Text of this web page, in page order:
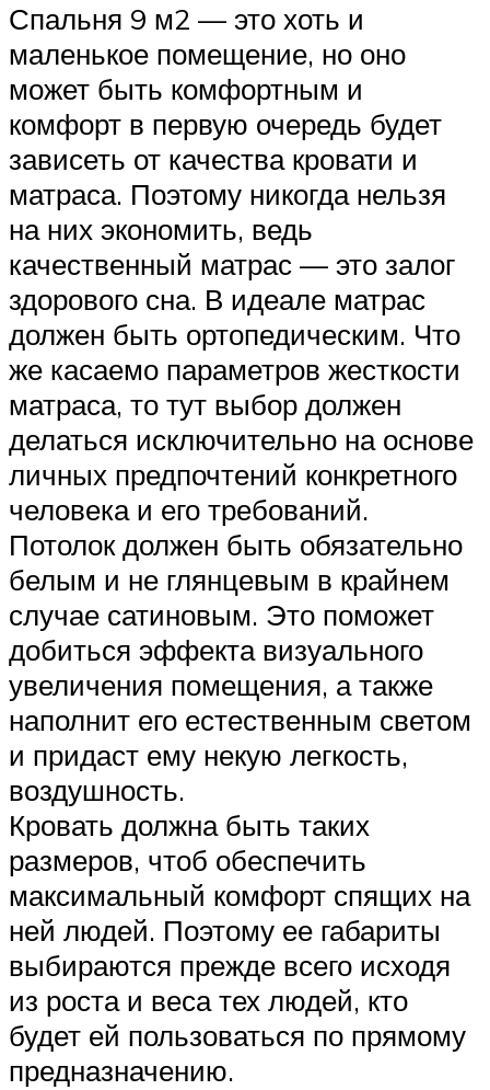
Спальня 9 м2 — это хоть и
маленькое помещение, но оно
может быть комфортным и
комфорт в первую очередь будет
зависеть от качества кровати и
матраса. Поэтому никогда нельзя
на них экономить, ведь
качественный матрас — это залог
здорового сна. В идеале матрас
должен быть ортопедическим. Что
же касаемо параметров жесткости
матраса, то тут выбор должен
делаться исключительно на основе
личных предпочтений конкретного
человека и его требований.
Потолок должен быть обязательно
белым и не глянцевым в крайнем
случае сатиновым. Это поможет
добиться эффекта визуального
увеличения помещения, а также
наполнит его естественным светом
и придаст ему некую легкость,
воздушность.
Кровать должна быть таких
размеров, чтоб обеспечить
максимальный комфорт спящих на
ней людей. Поэтому ее габариты
выбираются прежде всего исходя
из роста и веса тех людей, кто
будет ей пользоваться по прямому
предназначению.